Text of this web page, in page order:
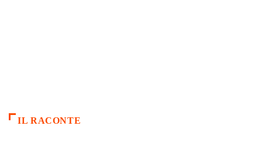
IL RACONTE